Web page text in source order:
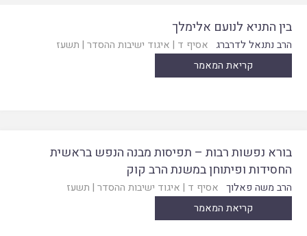
בין התניא לנועם אלימלך
הרב נתנאל לדרברג אסיף ד | איגוד ישיבות ההסדר | תשעז
קריאת המאמר
בורא נפשות רבות – תפיסות מבנה הנפש בראשית
החסידות ופיתוחן במשנת הרב קוק
הרב משה פאלוך אסיף ד | איגוד ישיבות ההסדר | תשעז
קריאת המאמר